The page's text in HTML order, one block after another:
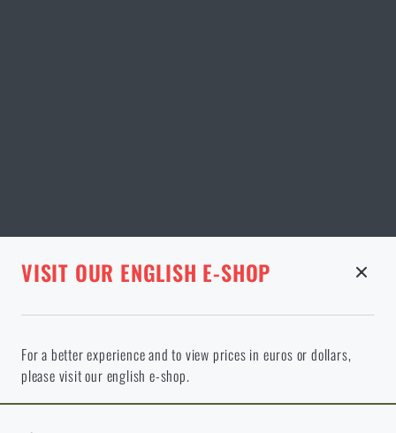
STRÁNKA V DANÉM JAZYCE NEEXISTUJE
Ve vámi vybraném jazyce stránka neexistuje. Můžete tedy zůstat
zde, nebo přejít na hlavní stránku cílového jazyka. Jakou možnost
si vyberete?
ODEJÍT
VISIT OUR ENGLISH E-SHOP
For a better experience and to view prices in euros or dollars,
please visit our english e-shop.